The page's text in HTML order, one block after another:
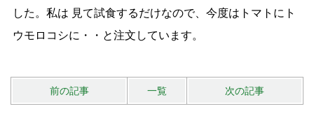
した。私は 見て試食するだけなので、今度はトマトにト
ウモロコシに・・と注文しています。
前の記事 一覧 次の記事